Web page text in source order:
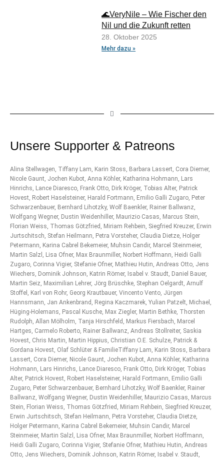
🌊VeryNile – Wie Fischer den
Nil und die Zukunft retten
28. Oktober 2025
Mehr dazu »
Unsere Supporter & Patreons
Alina Stellwagen, Tiffany Lam, Karin Stoss, Barbara Lassert, Cora Diemer,
Nicole Gaunt, Jochen Kubot, Anna Köhler, Katharina Hohmann, Lars
Hinrichs, Lance Diaresco, Frank Otto, Dirk Kröger, Tobias Alter, Patrick
Hovest, Robert Haselsteiner, Harald Fortmann, Emilio Galli Zugaro, Peter
Schwarzenbauer, Bernhard Lihotzky, Wolf Baenkler, Rainer Ballwanz,
Wolfgang Wegner, Dustin Weidenhiller, Maurizio Casas, Marcus Stein,
Florian Weiss, Thomas Götzfried, Miriam Rehbein, Siegfried Kreuzer, Erwin
Jurtschitsch, Stefan Heilmann, Petra Vorsteher, Claudia Dietze, Holger
Petermann, Karina Cabrel Bekemeier, Muhsin Candir, Marcel Steinmeier,
Martin Salzl, Lisa Ofner, Max Braunmiller, Norbert Hoffmann, Heidi Galli
Zugaro, Corinna Vigier, Stefanie Ofner, Mathieu Hutin, Andreas Otto, Jens
Wiechers, Dominik Johnson, Katrin Römer, Isabel v. Staudt, Daniel Bauer,
Martin Seiz, Maximilian Lehrer, Jörg Brüschke, Stephan Oelgardt, Arnulf
Stoffel, Karl von Rohr, Georg Krautbauer, Vincento Vento, Jürgen
Hannsmann, Jan Ankenbrand, Regina Kaczmarek, Yulian Patzelt, Michael,
Hüging-Holemans, Pascal Kusche, Max Ziegler, Martin Bethke, Thorsten
Rudolph, Allan Mölholm, Tanja Hirschfeld, Markus Fiersbach, Marcel
Hartges, Carmelo Roberto, Rainer Ballwanz, Andreas Stollreiter, Saskia
Hovest, Chris Martin, Martin Hippius, Christian O.E. Schulze, Patrick &
Gordana Hovest, Olaf Schlüter & FamilieTiffany Lam, Karin Stoss, Barbara
Lassert, Cora Diemer, Nicole Gaunt, Jochen Kubot, Anna Köhler, Katharina
Hohmann, Lars Hinrichs, Lance Diaresco, Frank Otto, Dirk Kröger, Tobias
Alter, Patrick Hovest, Robert Haselsteiner, Harald Fortmann, Emilio Galli
Zugaro, Peter Schwarzenbauer, Bernhard Lihotzky, Wolf Baenkler, Rainer
Ballwanz, Wolfgang Wegner, Dustin Weidenhiller, Maurizio Casas, Marcus
Stein, Florian Weiss, Thomas Götzfried, Miriam Rehbein, Siegfried Kreuzer,
Erwin Jurtschitsch, Stefan Heilmann, Petra Vorsteher, Claudia Dietze,
Holger Petermann, Karina Cabrel Bekemeier, Muhsin Candir, Marcel
Steinmeier, Martin Salzl, Lisa Ofner, Max Braunmiller, Norbert Hoffmann,
Heidi Galli Zugaro, Corinna Vigier, Stefanie Ofner, Mathieu Hutin, Andreas
Otto, Jens Wiechers, Dominik Johnson, Katrin Römer, Isabel v. Staudt,